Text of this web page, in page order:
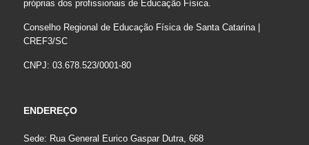
próprias dos profissionais de Educação Física.
Conselho Regional de Educação Física de Santa Catarina |
CREF3/SC
CNPJ: 03.678.523/0001-80
ENDEREÇO
Sede: Rua General Eurico Gaspar Dutra, 668